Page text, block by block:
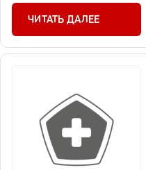
ЧИТАТЬ ДАЛЕЕ